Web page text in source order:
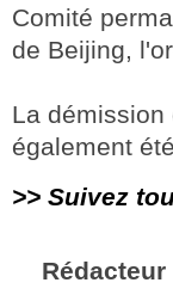
Comité
de Beijing,
La démission
également
>> Suivez
Rédacteur